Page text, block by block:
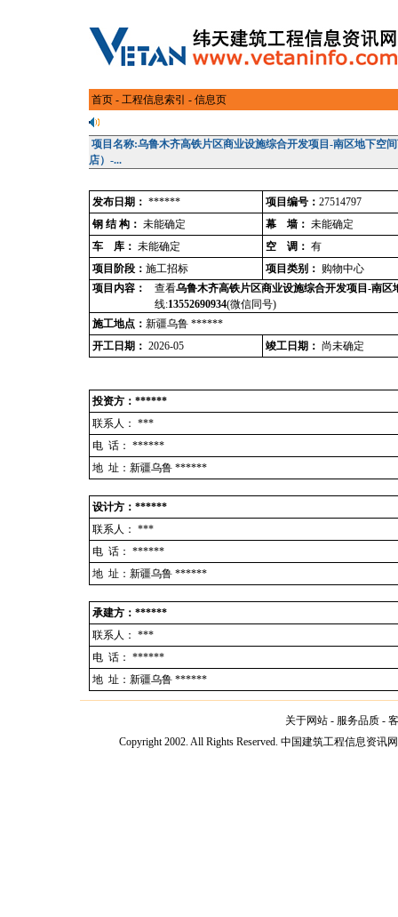
首页 - 工程信息索引 - 信息页
项目名称:乌鲁木齐高铁片区商业设施综合开发项目-南区地下空
店）-...
发布日期： ****** 项目编号： 27514797
钢 结 构： 未能确定 幕 墙： 未能确定
车 库： 未能确定 空 调： 有
项目阶段： 施工招标 项目类别： 购物中心
项目内容：
查看乌鲁木齐高铁片区商业设施综合开发项目-南
线:13552690934(微信同号)
施工地点： 新疆乌鲁 ******
开工日期： 2026-05 竣工日期： 尚未确定
投资方：******
联系人： ***
电 话： ******
地 址：新疆乌鲁 ******
设计方：******
联系人： ***
电 话： ******
地 址：新疆乌鲁 ******
承建方：******
联系人： ***
电 话： ******
地 址：新疆乌鲁 ******
关于网站 - 服务品质 -
Copyright 2002. All Rights Reserved. 中国建筑工程信息资讯